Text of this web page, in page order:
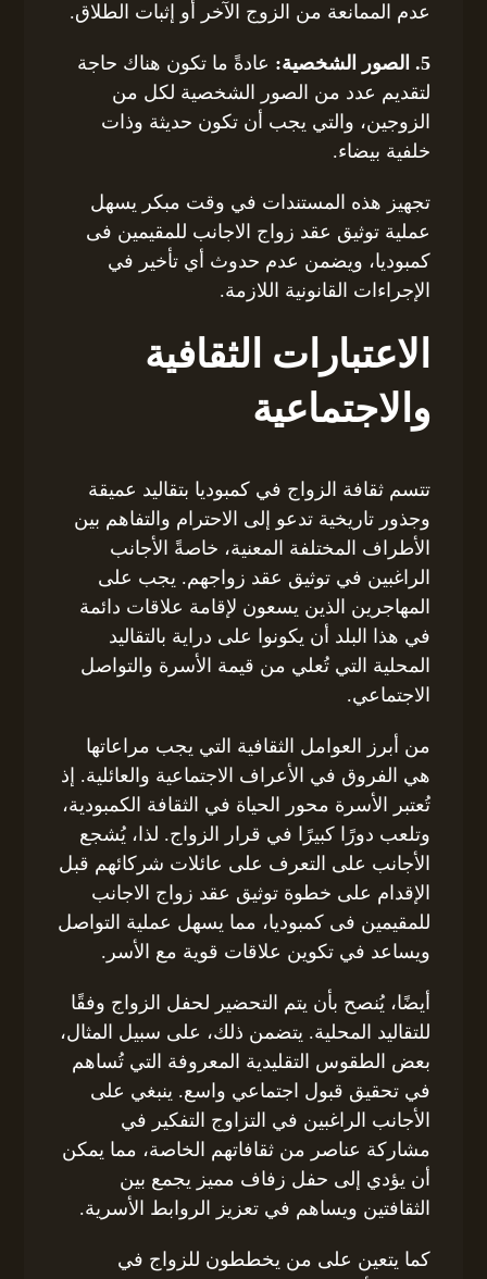
عدم الممانعة من الزوج الآخر أو إثبات الطلاق.
5. الصور الشخصية:
عادةً ما تكون هناك حاجة
لتقديم عدد من الصور الشخصية لكل من
الزوجين، والتي يجب أن تكون حديثة وذات
خلفية بيضاء.
تجهيز هذه المستندات في وقت مبكر يسهل
عملية توثيق عقد زواج الاجانب للمقيمين فى
كمبوديا، ويضمن عدم حدوث أي تأخير في
الإجراءات القانونية اللازمة.
الاعتبارات الثقافية
والاجتماعية
تتسم ثقافة الزواج في كمبوديا بتقاليد عميقة
وجذور تاريخية تدعو إلى الاحترام والتفاهم بين
الأطراف المختلفة المعنية، خاصةً الأجانب
الراغبين في توثيق عقد زواجهم. يجب على
المهاجرين الذين يسعون لإقامة علاقات دائمة
في هذا البلد أن يكونوا على دراية بالتقاليد
المحلية التي تُعلي من قيمة الأسرة والتواصل
الاجتماعي.
من أبرز العوامل الثقافية التي يجب مراعاتها
هي الفروق في الأعراف الاجتماعية والعائلية. إذ
تُعتبر الأسرة محور الحياة في الثقافة الكمبودية،
وتلعب دورًا كبيرًا في قرار الزواج. لذا، يُشجع
الأجانب على التعرف على عائلات شركائهم قبل
الإقدام على خطوة توثيق عقد زواج الاجانب
للمقيمين فى كمبوديا، مما يسهل عملية التواصل
ويساعد في تكوين علاقات قوية مع الأسر.
أيضًا، يُنصح بأن يتم التحضير لحفل الزواج وفقًا
للتقاليد المحلية. يتضمن ذلك، على سبيل المثال،
بعض الطقوس التقليدية المعروفة التي تُساهم
في تحقيق قبول اجتماعي واسع. ينبغي على
الأجانب الراغبين في التزاوج التفكير في
مشاركة عناصر من ثقافاتهم الخاصة، مما يمكن
أن يؤدي إلى حفل زفاف مميز يجمع بين
الثقافتين ويساهم في تعزيز الروابط الأسرية.
كما يتعين على من يخططون للزواج في